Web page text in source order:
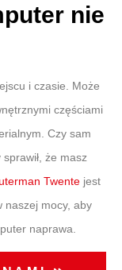
nie
i czasie. Może
częściami
Czy sam
że masz
Twente jest
naszej mocy, aby
naprawa.